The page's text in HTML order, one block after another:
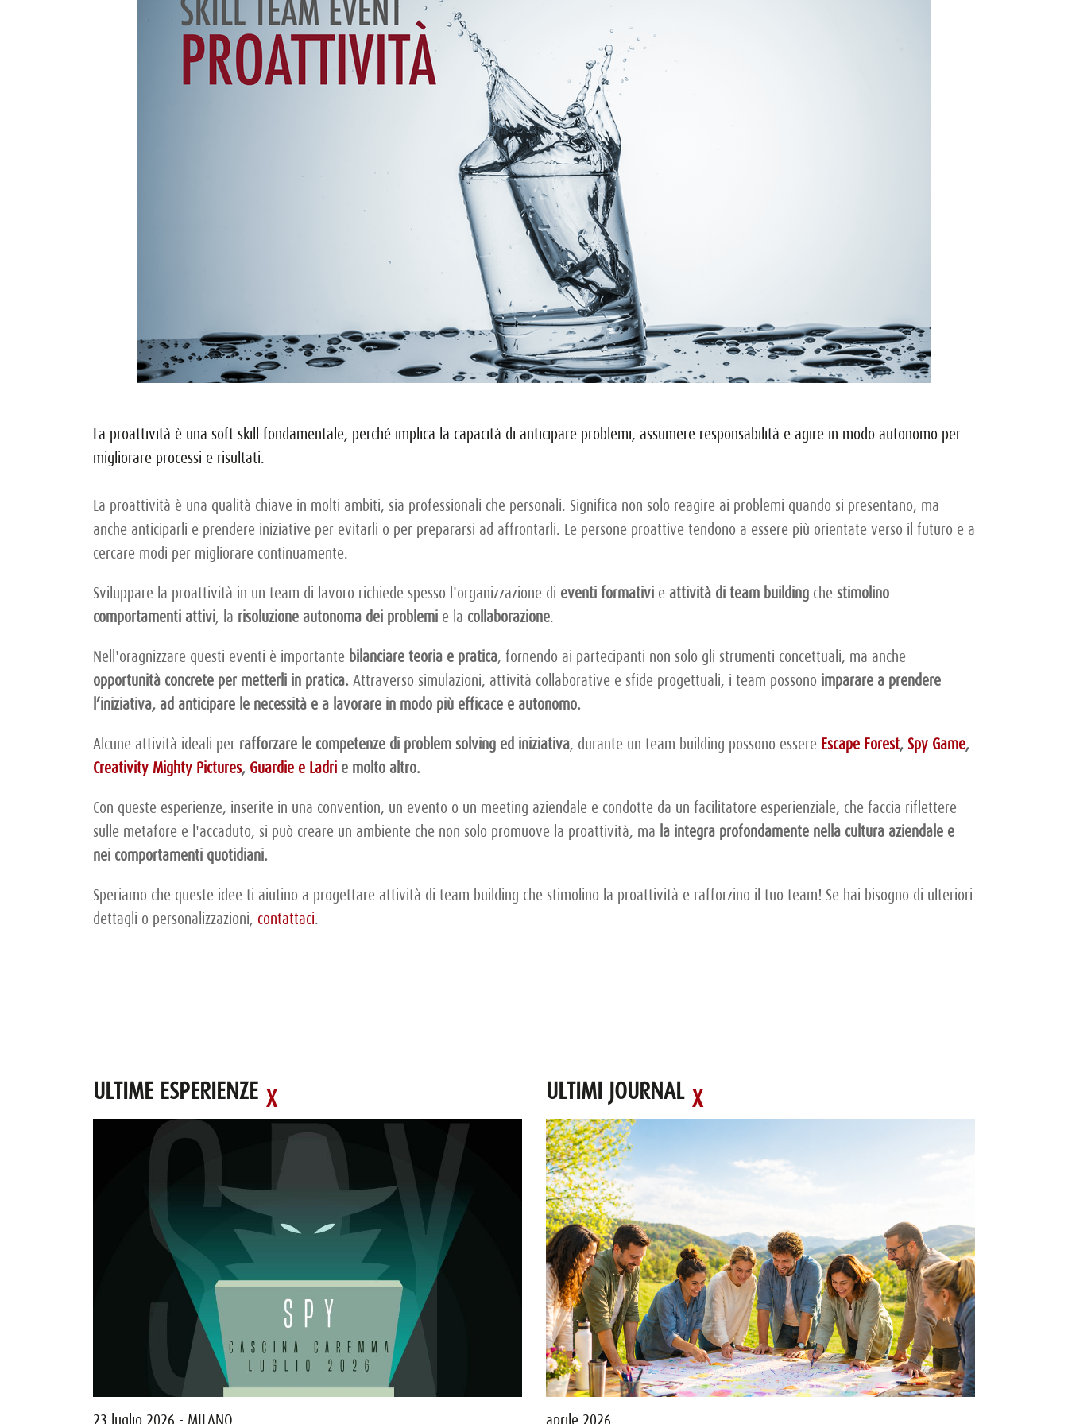
La proattività è una soft skill fondamentale, perché implica la capacità di anticipare problemi, assumere responsabilità e agire in modo autonomo per
migliorare processi e risultati.
La proattività è una qualità chiave in molti ambiti, sia professionali che personali. Significa non solo reagire ai problemi quando si presentano, ma
anche anticiparli e prendere iniziative per evitarli o per prepararsi ad affrontarli. Le persone proattive tendono a essere più orientate verso il futuro e a
cercare modi per migliorare continuamente.
Sviluppare la proattività in un team di lavoro richiede spesso l'organizzazione di eventi formativi e attività di team building che stimolino
comportamenti attivi, la risoluzione autonoma dei problemi e la collaborazione.
Nell'oragnizzare questi eventi è importante bilanciare teoria e pratica, fornendo ai partecipanti non solo gli strumenti concettuali, ma anche
opportunità concrete per metterli in pratica. Attraverso simulazioni, attività collaborative e sfide progettuali, i team possono imparare a prendere
l’iniziativa, ad anticipare le necessità e a lavorare in modo più efficace e autonomo.
Alcune attività ideali per rafforzare le competenze di problem solving ed iniziativa, durante un team building possono essere Escape Forest, Spy Game,
Creativity Mighty Pictures, Guardie e Ladri e molto altro.
Con queste esperienze, inserite in una convention, un evento o un meeting aziendale e condotte da un facilitatore esperienziale, che faccia riflettere
sulle metafore e l'accaduto, si può creare un ambiente che non solo promuove la proattività, ma la integra profondamente nella cultura aziendale e
nei comportamenti quotidiani.
Speriamo che queste idee ti aiutino a progettare attività di team building che stimolino la proattività e rafforzino il tuo team! Se hai bisogno di ulteriori
dettagli o personalizzazioni, contattaci.
ULTIME ESPERIENZE ULTIMI JOURNAL